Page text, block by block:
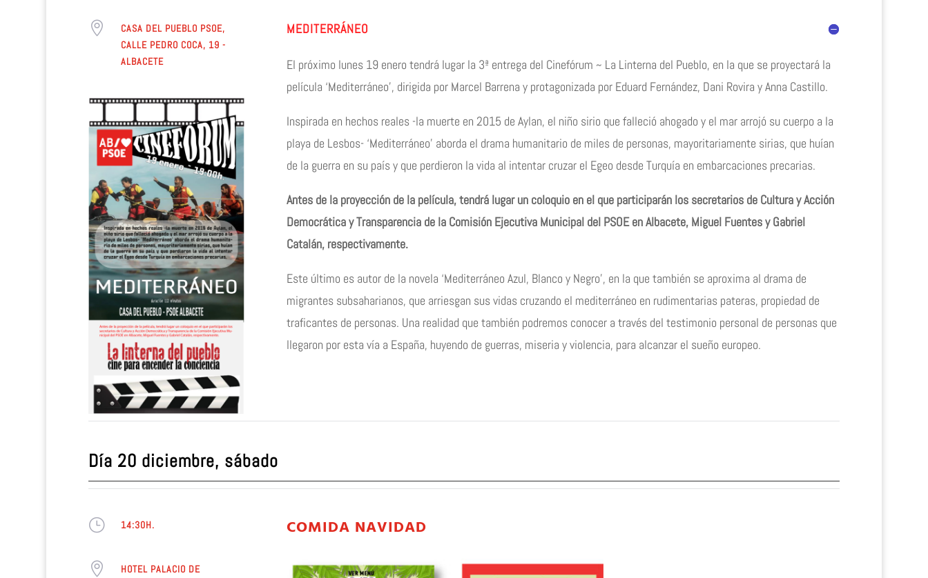

CASA DEL PUEBLO PSOE,
CALLE PEDRO COCA, 19 -
ALBACETE
MEDITERRÁNEO
El próximo lunes 19 enero tendrá lugar la 3ª entrega del Cinefórum ~ La Linterna del Pueblo, en la que se proyectará la
película ‘Mediterráneo’, dirigida por Marcel Barrena y protagonizada por Eduard Fernández, Dani Rovira y Anna Castillo.
Inspirada en hechos reales -la muerte en 2015 de Aylan, el niño sirio que falleció ahogado y el mar arrojó su cuerpo a la
playa de Lesbos- ‘Mediterráneo’ aborda el drama humanitario de miles de personas, mayoritariamente sirias, que huían
de la guerra en su país y que perdieron la vida al intentar cruzar el Egeo desde Turquía en embarcaciones precarias.
Antes de la proyección de la película, tendrá lugar un coloquio en el que participarán los secretarios de Cultura y Acción
Democrática y Transparencia de la Comisión Ejecutiva Municipal del PSOE en Albacete, Miguel Fuentes y Gabriel
Catalán, respectivamente.
Este último es autor de la novela ‘Mediterráneo Azul, Blanco y Negro’, en la que también se aproxima al drama de
migrantes subsaharianos, que arriesgan sus vidas cruzando el mediterráneo en rudimentarias pateras, propiedad de
traficantes de personas. Una realidad que también podremos conocer a través del testimonio personal de personas que
llegaron por esta vía a España, huyendo de guerras, miseria y violencia, para alcanzar el sueño europeo.
Día 20 diciembre, sábado
} 14:30H.

HOTEL PALACIO DE
COMIDA NAVIDAD